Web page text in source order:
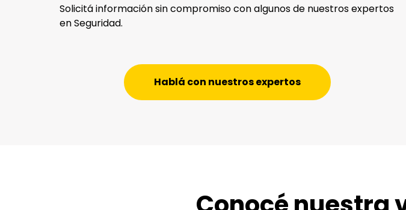
Solicitá información sin compromiso con algunos de nuestros expertos
en Seguridad.
Hablá con nuestros expertos